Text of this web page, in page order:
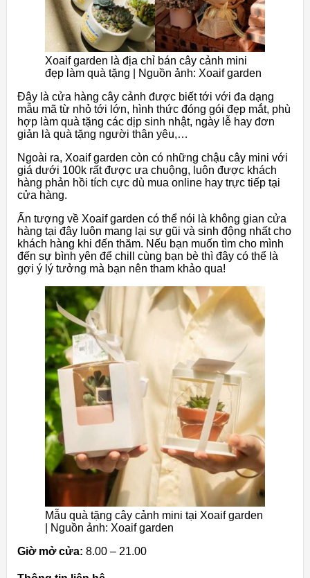
Xoaif garden là địa chỉ bán cây cảnh mini
đẹp làm quà tặng | Nguồn ảnh: Xoaif garden
Đây là cửa hàng cây cảnh được biết tới với đa dạng
mẫu mã từ nhỏ tới lớn, hình thức đóng gói đẹp mắt, phù
hợp làm quà tặng các dịp sinh nhật, ngày lễ hay đơn
giản là quà tặng người thân yêu,…
Ngoài ra, Xoaif garden còn có những chậu cây mini với
giá dưới 100k rất được ưa chuộng, luôn được khách
hàng phản hồi tích cực dù mua online hay trực tiếp tại
cửa hàng.
Ấn tượng về Xoaif garden có thể nói là không gian cửa
hàng tại đây luôn mang lại sự gũi và sinh động nhất cho
khách hàng khi đến thăm. Nếu bạn muốn tìm cho mình
đến sự bình yên để chill cùng bạn bè thì đây có thể là
gợi ý lý tưởng mà bạn nên tham khảo qua!
Mẫu quà tặng cây cảnh mini tại Xoaif garden
| Nguồn ảnh: Xoaif garden
Giờ mở cửa: 8.00 – 21.00